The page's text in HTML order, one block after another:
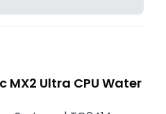
Ultra CPU Water